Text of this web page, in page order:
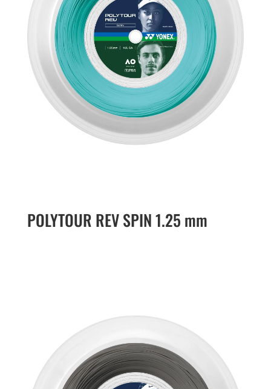
POLYTOUR REV SPIN 1.25 mm